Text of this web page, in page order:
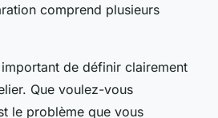
comprend plusieurs
de définir clairement
Que voulez-vous
le problème que vous